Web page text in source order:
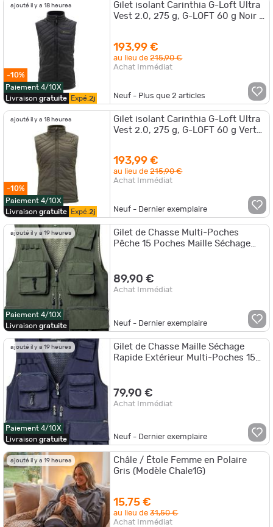
ajouté il y a 18 heures
-10%
Paiement 4/10X
Livraison gratuite Expé. 2j
Gilet isolant Carinthia G-Loft Ultra
Vest 2.0, 275 g, G-LOFT 60 g Noir -
193,99 €
au lieu de215,90 €
Achat Immédiat
Neuf - Plus que2 articles
ajouté il y a 18 heures
-10%
Paiement 4/10X
Livraison gratuite Expé. 2j
Gilet isolant Carinthia G-Loft Ultra
Vest 2.0, 275 g, G-LOFT 60 g Vert
193,99 €
au lieu de215,90 €
Achat Immédiat
Neuf - Dernier exemplaire
ajouté il y a 19 heures
Paiement 4/10X
Livraison gratuite
Gilet de Chasse Multi-Poches
Pêche 15 Poches Maille Séchage
89,90 €
Achat Immédiat
Neuf - Dernier exemplaire
ajouté il y a 19 heures
Paiement 4/10X
Livraison gratuite
Gilet de Chasse Maille Séchage
Rapide Extérieur Multi-Poches 15
79,90 €
Achat Immédiat
Neuf - Dernier exemplaire
ajouté il y a 19 heures
Châle / Étole Femme en Polaire
Gris (Modèle Chale1G)
15,75 €
au lieu de31,50 €
Achat Immédiat